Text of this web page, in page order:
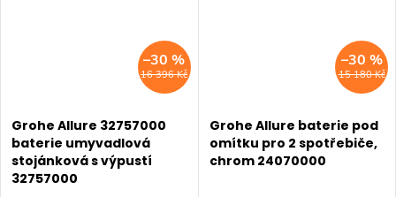
16 396 Kč
–30 %
Grohe Allure 32757000
baterie umyvadlová
stojánková s výpustí
32757000
15 180 Kč
–30 %
Grohe Allure baterie pod
omítku pro 2 spotřebiče,
chrom 24070000